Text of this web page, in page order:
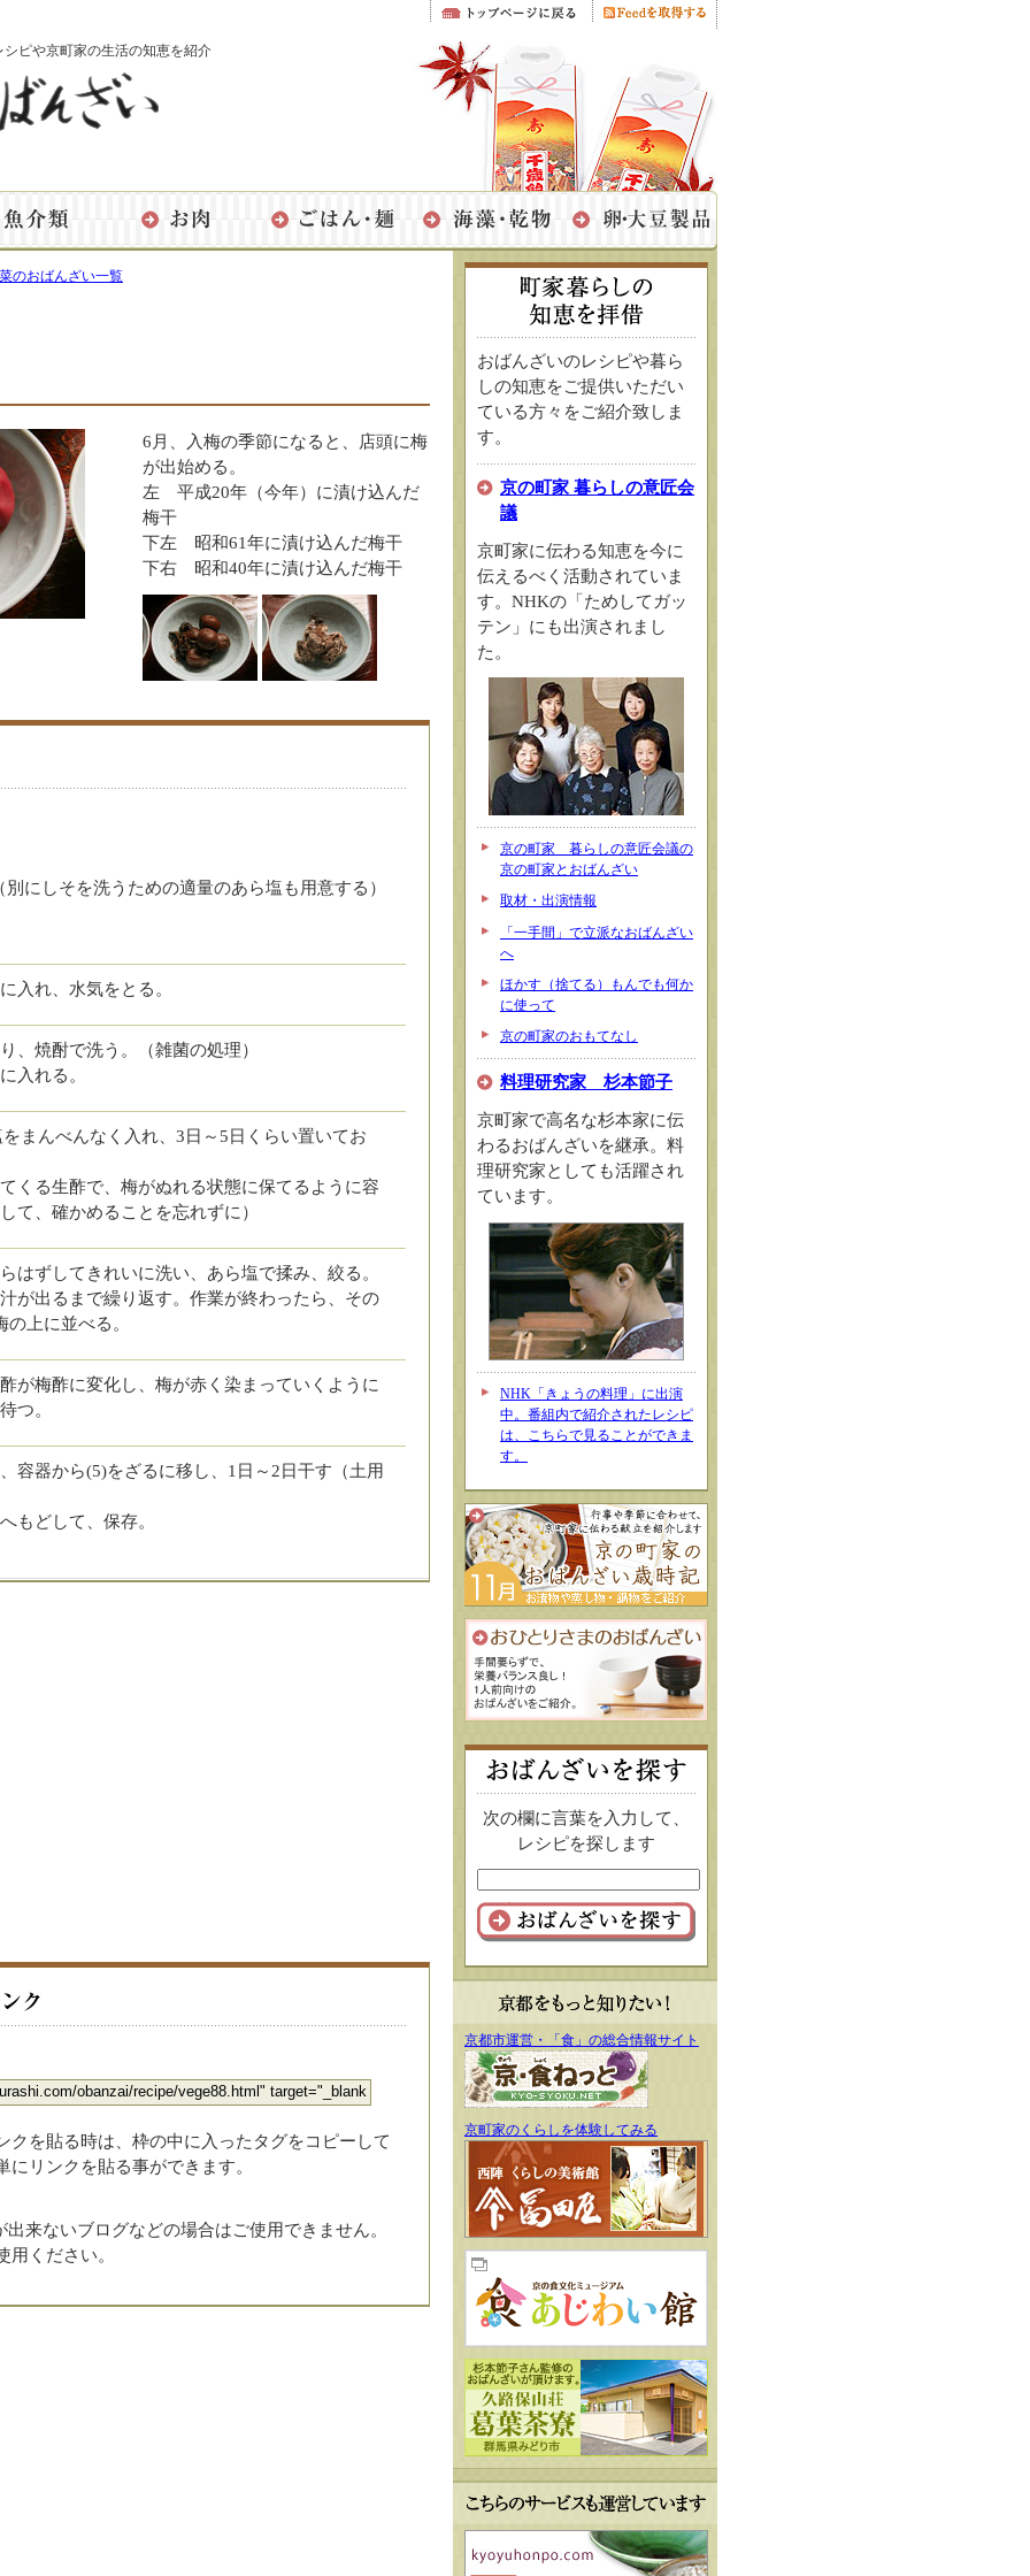
ピや京町家の生活の知恵を紹介
のおばんざい一覧
6月、入梅の季節になると、店頭に梅
が出始める。
左 平成20年（今年）に漬け込んだ
梅干
下左 昭和61年に漬け込んだ梅干
下右 昭和40年に漬け込んだ梅干
しそを洗うための適量のあら塩も用意する）
入れ、水気をとる。
、焼酎で洗う。（雑菌の処理）
入れる。
まんべんなく入れ、3日～5日くらい置いてお
てくる生酢で、梅がぬれる状態に保てるように容
て、確かめることを忘れずに）
はずしてきれいに洗い、あら塩で揉み、絞る。
が出るまで繰り返す。作業が終わったら、その
の上に並べる。
が梅酢に変化し、梅が赤く染まっていくように
つ。
容器から(5)をざるに移し、1日～2日干す（土用
もどして、保存。
クを貼る時は、枠の中に入ったタグをコピーして
にリンクを貼る事ができます。
来ないブログなどの場合はご使用できません。
ください。
おばんざいのレシピや暮ら
しの知恵をご提供いただい
ている方々をご紹介致しま
す。
京の町家 暮らしの意匠会
議
京町家に伝わる知恵を今に
伝えるべく活動されていま
す。NHKの「ためしてガッ
テン」にも出演されまし
た。
京の町家 暮らしの意匠会議の
京の町家とおばんざい
取材・出演情報
「一手間」で立派なおばんざい
へ
ほかす（捨てる）もんでも何か
に使って
京の町家のおもてなし
料理研究家 杉本節子
京町家で高名な杉本家に伝
わるおばんざいを継承。料
理研究家としても活躍され
ています。
NHK「きょうの料理」に出演
中。番組内で紹介されたレシピ
は、こちらで見ることができま
す。
次の欄に言葉を入力して、
レシピを探します
京都市運営・「食」の総合情報サイト
京町家のくらしを体験してみる